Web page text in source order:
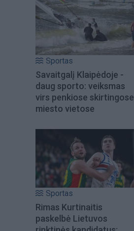
Sportas
Savaitgalį Klaipėdoje -
daug sporto: veiksmas
virs penkiose skirtingose
miesto vietose
Sportas
Rimas Kurtinaitis
paskelbė Lietuvos